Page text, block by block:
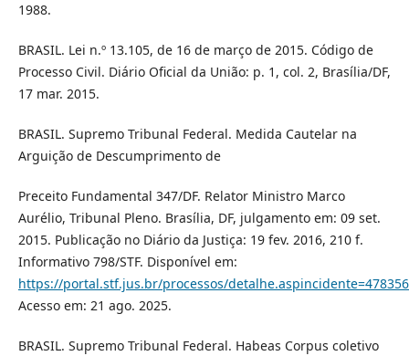
1988.
BRASIL. Lei n.º 13.105, de 16 de março de 2015. Código de
Processo Civil. Diário Oficial da União: p. 1, col. 2, Brasília/DF,
17 mar. 2015.
BRASIL. Supremo Tribunal Federal. Medida Cautelar na
Arguição de Descumprimento de
Preceito Fundamental 347/DF. Relator Ministro Marco
Aurélio, Tribunal Pleno. Brasília, DF, julgamento em: 09 set.
2015. Publicação no Diário da Justiça: 19 fev. 2016, 210 f.
Informativo 798/STF. Disponível em:
https://portal.stf.jus.br/processos/
Acesso em: 21 ago. 2025.
BRASIL. Supremo Tribunal Federal. Habeas Corpus coletivo